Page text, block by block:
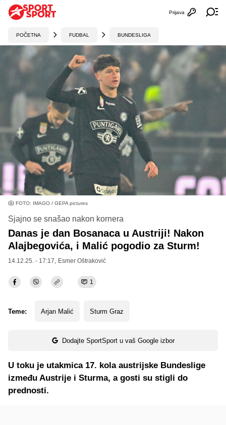
Otvori
Prijava
POČETNA FUDBAL BUNDESLIGA
FOTO: IMAGO / GEPA pictures
Sjajno se snašao nakon kornera
Danas je dan Bosanaca u Austriji! Nakon
Alajbegovića, i Malić pogodio za Sturm!
14.12.25. - 17:17, Esmer Oštraković
1
Teme: Arjan Malić Sturm Graz
Dodajte SportSport u vaš Google izbor
U toku je utakmica 17. kola austrijske Bundeslige
između Austrije i Sturma, a gosti su stigli do
prednosti.